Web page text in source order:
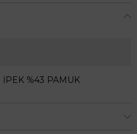
İPEK %43 PAMUK